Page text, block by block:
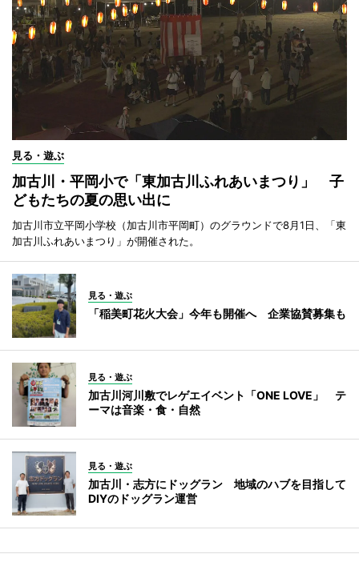
見る・遊ぶ
加古川・平岡小で「東加古川ふれあいまつり」 子
どもたちの夏の思い出に
加古川市立平岡小学校（加古川市平岡町）のグラウンドで8月1日、「東
加古川ふれあいまつり」が開催された。
見る・遊ぶ
「稲美町花火大会」今年も開催へ 企業協賛募集も
見る・遊ぶ
加古川河川敷でレゲエイベント「ONE LOVE」 テ
ーマは音楽・食・自然
見る・遊ぶ
加古川・志方にドッグラン 地域のハブを目指して
DIYのドッグラン運営